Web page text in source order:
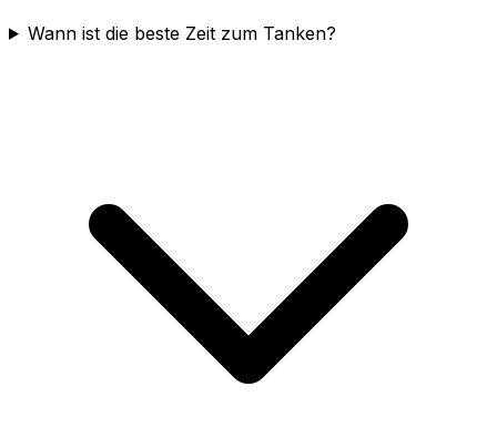
Wann ist die beste Zeit zum Tanken?